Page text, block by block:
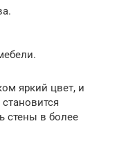
яркий цвет, и
стены в более